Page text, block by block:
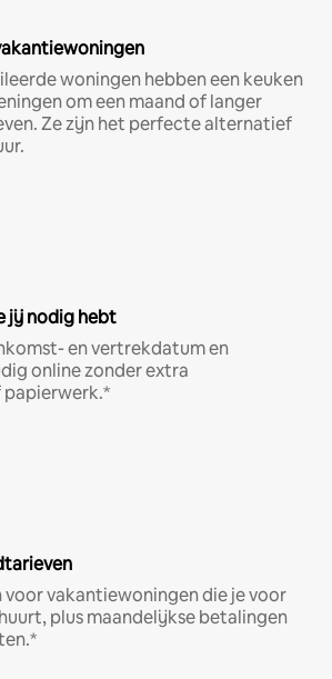
woningen hebben een keuken
om een maand of langer
Ze zijn het perfecte alternatief
jij nodig hebt
en vertrekdatum en
online zonder extra
voor vakantiewoningen die je voor
plus maandelijkse betalingen